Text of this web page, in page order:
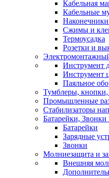
Кабельная
Кабельные
Сжимы и
Термоусадка
Розетки и
Инструмент
Инструмент
Паяльное
Тумблеры,
Промышленные
Стабилизаторы
Батарейки, Звонки
Батарейки
Зарядные
Звонки
Молниезащита и
Внешняя